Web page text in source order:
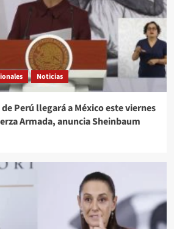
Noticias
Perú llegará a México este viernes
Armada, anuncia Sheinbaum